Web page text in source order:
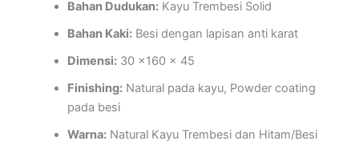
Bahan Dudukan:Kayu Trembesi Solid
Bahan Kaki:Besi dengan lapisan anti karat
Dimensi:30 x160 x 45
Finishing:Natural pada kayu, Powder coating
pada besi
Warna:Natural Kayu Trembesi dan Hitam/Besi